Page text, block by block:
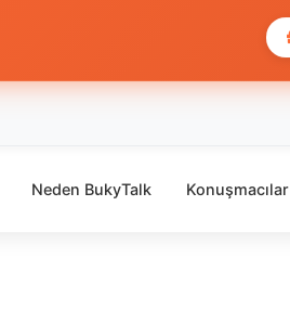
Neden BukyTalk Konuşmacılar